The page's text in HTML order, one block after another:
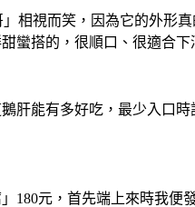
相視而笑，因為它的外形
蠻搭的，很順口、很適合下
肝能有多好吃，最少入口
180元，首先端上來時我